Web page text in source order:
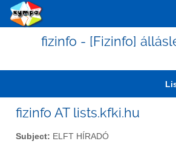
fizinfo - [Fizinfo]
fizinfo AT lists.kfki.hu
Subject: ELFT HÍRADÓ